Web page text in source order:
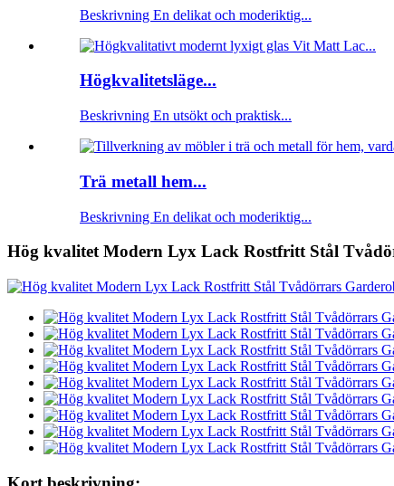
Beskrivning En delikat och moderiktig...
Högkvalitetsläge...
Beskrivning En utsökt och praktisk...
Trä metall hem...
Beskrivning En delikat och moderiktig...
Hög kvalitet Modern Lyx Lack Rostfritt Stål